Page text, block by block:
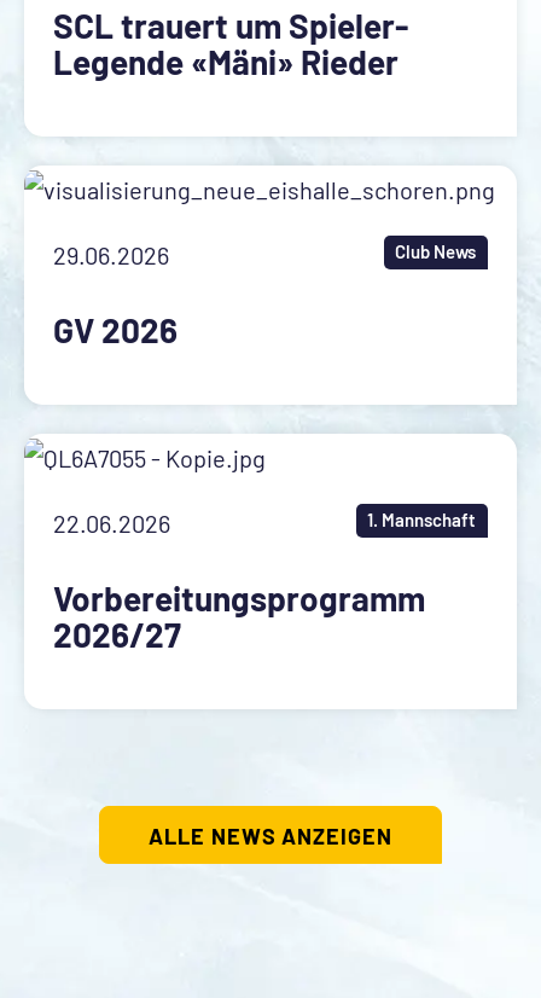
SCL trauert um Spieler-
Legende «Mäni» Rieder
29.06.2026 Club News
GV 2026
22.06.2026 1. Mannschaft
Vorbereitungsprogramm
2026/27
ALLE NEWS ANZEIGEN